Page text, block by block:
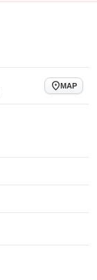
MAP